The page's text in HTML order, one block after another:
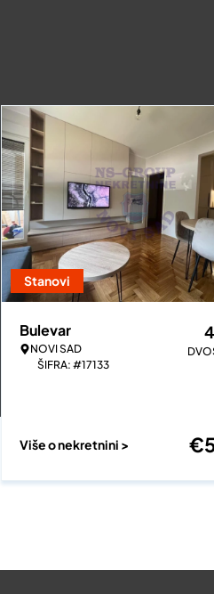
Stanovi
Bulevar
NOVI SAD
ŠIFRA: #17133
Više o nekretnini > €